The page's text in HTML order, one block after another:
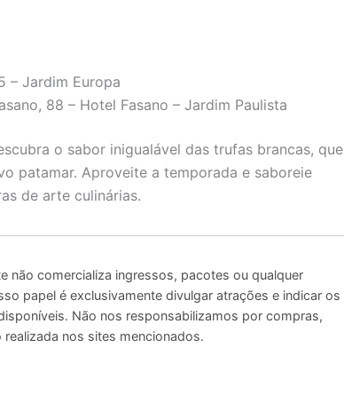
– Jardim Europa
88 – Hotel Fasano – Jardim Paulista
o sabor inigualável das trufas brancas, que
patamar. Aproveite a temporada e saboreie
de arte culinárias.
não comercializa ingressos, pacotes ou qualquer
papel é exclusivamente divulgar atrações e indicar os
Não nos responsabilizamos por compras,
nos sites mencionados.